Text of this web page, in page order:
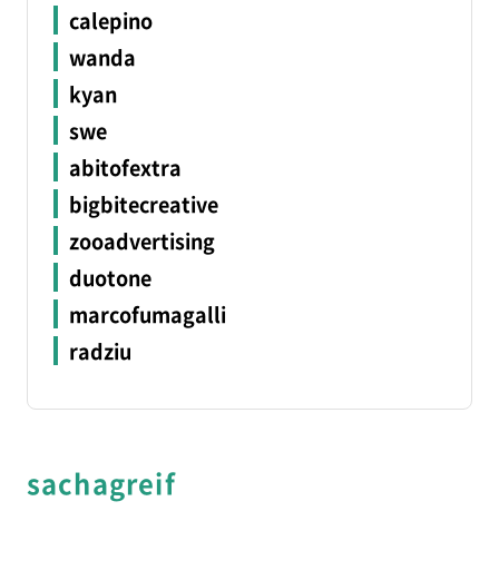
calepino
wanda
kyan
swe
abitofextra
bigbitecreative
zooadvertising
duotone
marcofumagalli
radziu
sachagreif